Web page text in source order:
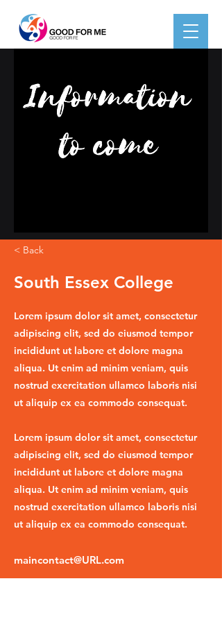
< Back
South Essex College
Lorem ipsum dolor sit amet, consectetur
adipiscing elit, sed do eiusmod tempor
incididunt ut labore et dolore magna
aliqua. Ut enim ad minim veniam, quis
nostrud exercitation ullamco laboris nisi
ut aliquip ex ea commodo consequat.
Lorem ipsum dolor sit amet, consectetur
adipiscing elit, sed do eiusmod tempor
incididunt ut labore et dolore magna
aliqua. Ut enim ad minim veniam, quis
nostrud exercitation ullamco laboris nisi
ut aliquip ex ea commodo consequat.
maincontact@URL.com
020 1234 5757